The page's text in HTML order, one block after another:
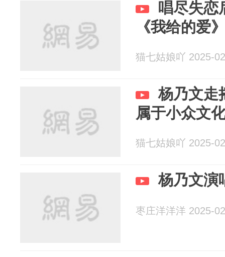
唱尽失恋
《我给的爱
猫七姑娘吖 2025-
杨乃文走
属于小众文
猫七姑娘吖 2025-
杨乃文演
枣庄洋洋洋 2025-